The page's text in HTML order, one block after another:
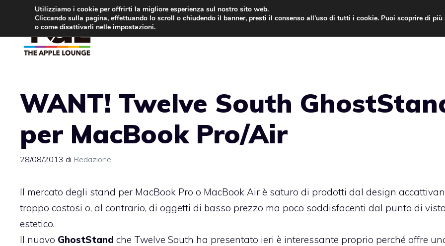
contenuto
WANT! Twelve South
per MacBook Pro/Air
28/08/2013 di Redazione
Il mercato degli stand per MacBook Pro o MacBook Air è saturo di prodotti dal design
troppo costosi o, al contrario, di oggetti di basso prezzo ma poco soddisfacenti dal punto di
estetico.
Il nuovo GhostStand che Twelve South ha presentato ieri è interessante proprio perché offre
Utilizziamo i cookie per offrirti la migliore esperienza sul nostro sito web.
Cliccando sulla pagina, effettuando lo scroll o chiudendo il banner, presti il consenso all’uso di tutti i cookie. Puoi scoprire di
o come disattivarli nelle impostazioni.